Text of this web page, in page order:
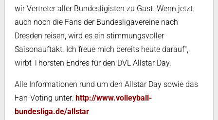
wir Vertreter aller Bundesligisten zu Gast. Wenn jetzt
auch noch die Fans der Bundesligavereine nach
Dresden reisen, wird es ein stimmungsvoller
Saisonauftakt. Ich freue mich bereits heute darauf“,
wirbt Thorsten Endres für den DVL Allstar Day.
Alle Informationen rund um den Allstar Day sowie das
Fan-Voting unter: http://www.volleyball-
bundesliga.de/allstar